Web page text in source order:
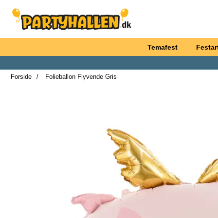
Startside for Partyhallen AB
Temafest
Forside
Folieballon Flyvende Gris